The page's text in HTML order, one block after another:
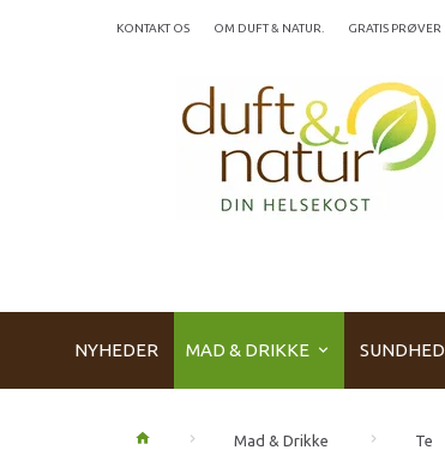
KONTAKT OS OM DUFT & NATUR. GRATIS PRØVER
NYHEDER MAD & DRIKKE SUNDHED
Mad & Drikke Te